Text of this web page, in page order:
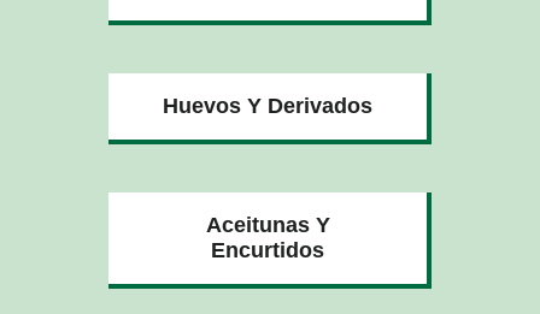
Huevos Y Derivados
Aceitunas Y
Encurtidos